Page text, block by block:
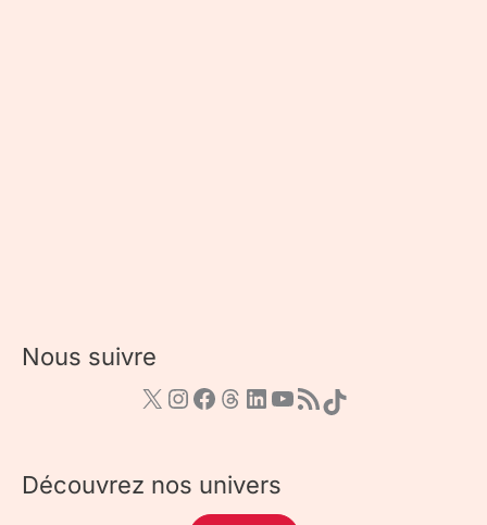
Nous suivre
Découvrez nos univers